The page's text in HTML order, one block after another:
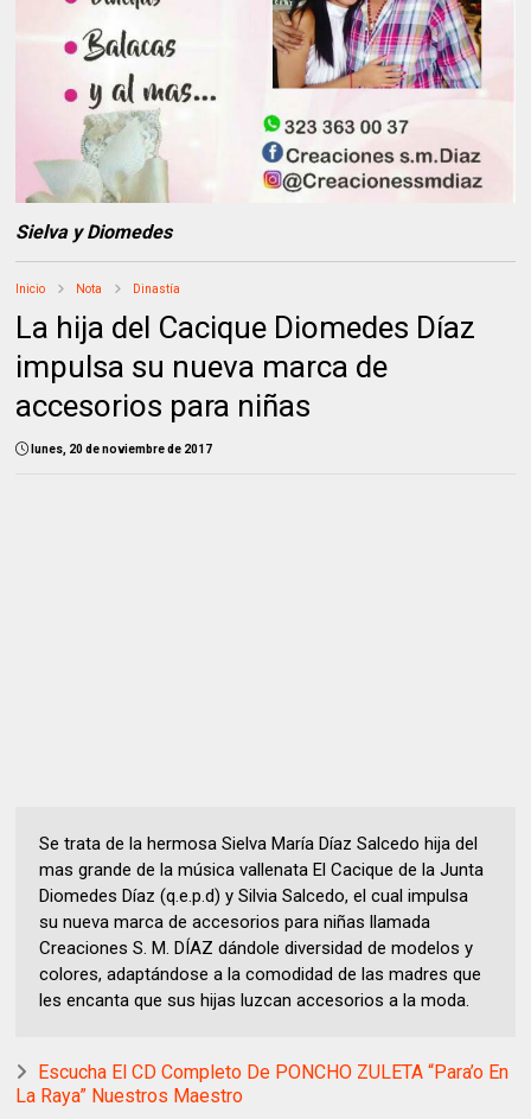
Sielva y Diomedes
Inicio Nota Dinastía
La hija del Cacique Diomedes Díaz
impulsa su nueva marca de
accesorios para niñas
lunes, 20 de noviembre de 2017
Se trata de la hermosa Sielva María Díaz Salcedo hija del
mas grande de la música vallenata El Cacique de la Junta
Diomedes Díaz (q.e.p.d) y Silvia Salcedo, el cual impulsa
su nueva marca de accesorios para niñas llamada
Creaciones S. M. DÍAZ dándole diversidad de modelos y
colores, adaptándose a la comodidad de las madres que
les encanta que sus hijas luzcan accesorios a la moda.
Escucha El CD Completo De PONCHO ZULETA “Para’o En
La Raya” Nuestros Maestro